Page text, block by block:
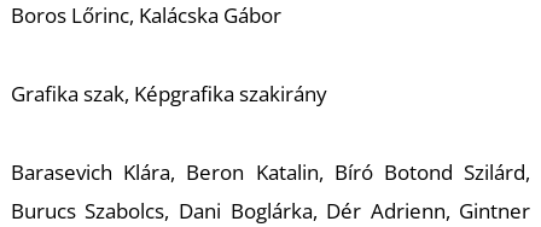
Boros Lőrinc, Kalácska Gábor
Grafika szak, Képgrafika szakirány
Barasevich Klára, Beron Katalin, Bíró Botond Szilárd,
Burucs Szabolcs, Dani Boglárka, Dér Adrienn, Gintner